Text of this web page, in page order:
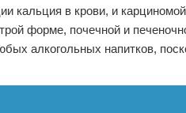
кальция в крови, и
форме, почечной и
алкогольных напитков,